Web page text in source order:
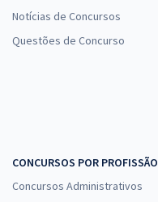
Notícias de Concursos
Questões de Concurso
CONCURSOS POR PROFISSÃO
Concursos Administrativos